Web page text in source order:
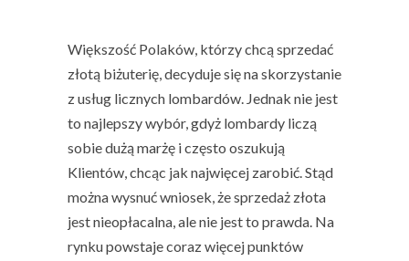
Większość Polaków, którzy chcą sprzedać
złotą biżuterię, decyduje się na skorzystanie
z usług licznych lombardów. Jednak nie jest
to najlepszy wybór, gdyż lombardy liczą
sobie dużą marżę i często oszukują
Klientów, chcąc jak najwięcej zarobić. Stąd
można wysnuć wniosek, że sprzedaż złota
jest nieopłacalna, ale nie jest to prawda. Na
rynku powstaje coraz więcej punktów